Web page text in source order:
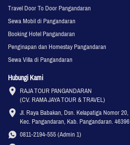
Travel Door To Door Pangandaran
Sewa Mobil di Pangandaran
Booking Hotel Pangandaran
Penginapan dan Homestay Pangandaran
Sewa Villa di Pangandaran
Hubungi Kami
RAJA TOUR PANGANDARAN
(CV. RAMA JAYA TOUR & TRAVEL)
Jl. Raya Babakan, Dsn. Kelapatiga Nomor 20,
Kec. Pangandaran, Kab. Pangandaran. 46396
0811-2194-555 (Admin 1)